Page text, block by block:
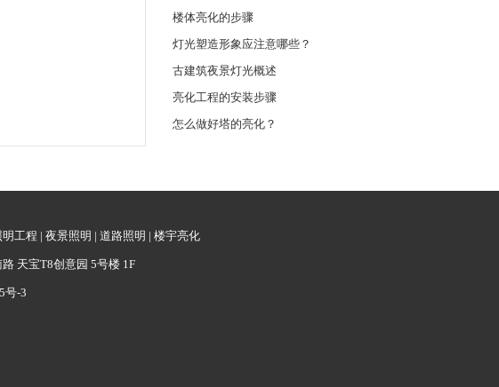
楼体亮化的步骤
灯光塑造形象应注意哪些？
古建筑夜景灯光概述
亮化工程的安装步骤
怎么做好塔的亮化？
明工程 | 夜景照明 | 道路照明 | 楼宇亮化
天宝T8创意园 5号楼 1F
号-3